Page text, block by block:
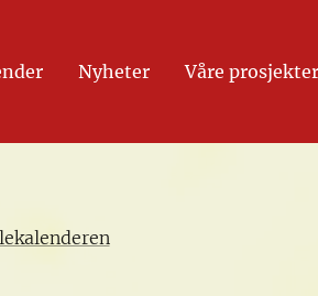
Nyheter Våre prosjekter